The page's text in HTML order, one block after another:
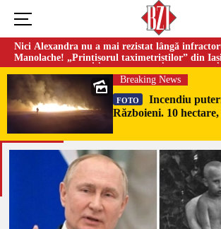
Nici Alexandra nu a mai rezistat lângă
Manolache! „Prințișorul taximetriștilor” din
doi ani de căsnicie
Breaking News
FOTO
Incendiu
Războieni. 10